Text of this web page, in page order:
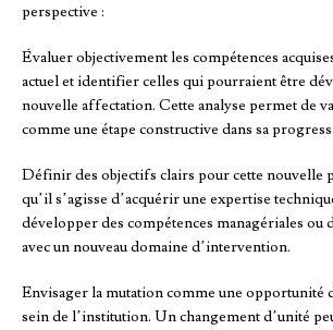
perspective :
Évaluer objectivement les compétences
actuel et identifier celles qui pourraient être
nouvelle affectation. Cette analyse permet de
comme une étape constructive dans sa
Définir des objectifs clairs pour cette nouvelle
qu’il s’agisse d’acquérir une expertise
développer des compétences managériales ou
avec un nouveau domaine d’intervention.
Envisager la mutation comme une opportunité
sein de l’institution. Un changement d’unité